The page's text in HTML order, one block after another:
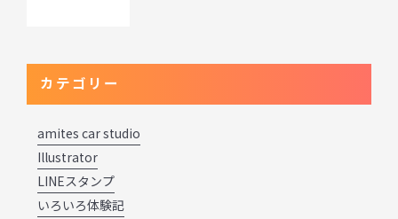
カテゴリー
amites car studio
Illustrator
LINEスタンプ
いろいろ体験記